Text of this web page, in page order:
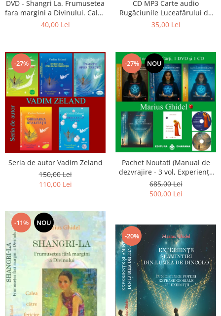
DVD - Shangri La. Frumusetea
fara margini a Divinului. Calea
catre fericire
40,00 Lei
CD MP3 Carte audio
Rugăciunile Luceafărului de
dimineață
35,00 Lei
-27%
Seria de autor Vadim Zeland
150,00 Lei
110,00 Lei
-27% NOU
Pachet Noutati (Manual de
dezvrajire - 3 vol, Experiențe
și amintiri, Rugăciunile
Luceafarului de dimineata) -
Marius Ghidel
685,00 Lei
500,00 Lei
-11% NOU
-20%